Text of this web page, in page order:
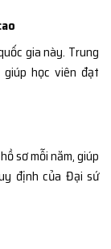
gia này. Trung
học viên đạt
sơ mỗi năm, giúp
định của Đại sứ